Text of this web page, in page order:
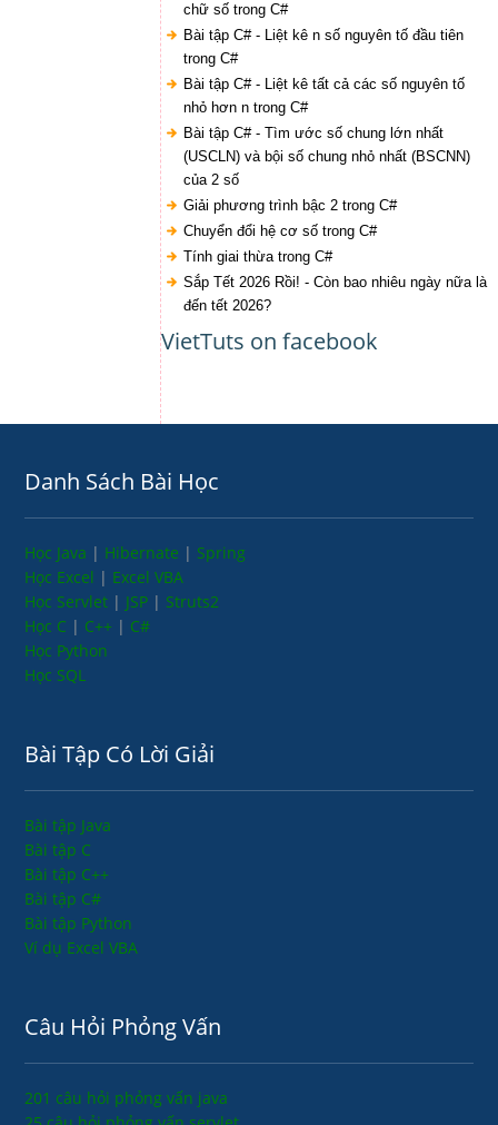
chữ số trong C#
Bài tập C# - Liệt kê n số nguyên tố đầu tiên
trong C#
Bài tập C# - Liệt kê tất cả các số nguyên tố
nhỏ hơn n trong C#
Bài tập C# - Tìm ước số chung lớn nhất
(USCLN) và bội số chung nhỏ nhất (BSCNN)
của 2 số
Giải phương trình bậc 2 trong C#
Chuyển đổi hệ cơ số trong C#
Tính giai thừa trong C#
Sắp Tết 2026 Rồi! - Còn bao nhiêu ngày nữa là
đến tết 2026?
VietTuts on facebook
Danh Sách Bài Học
Học Java | Hibernate | Spring
Học Excel | Excel VBA
Học Servlet | JSP | Struts2
Học C | C++ | C#
Học Python
Học SQL
Bài Tập Có Lời Giải
Bài tập Java
Bài tập C
Bài tập C++
Bài tập C#
Bài tập Python
Ví dụ Excel VBA
Câu Hỏi Phỏng Vấn
201 câu hỏi phỏng vấn java